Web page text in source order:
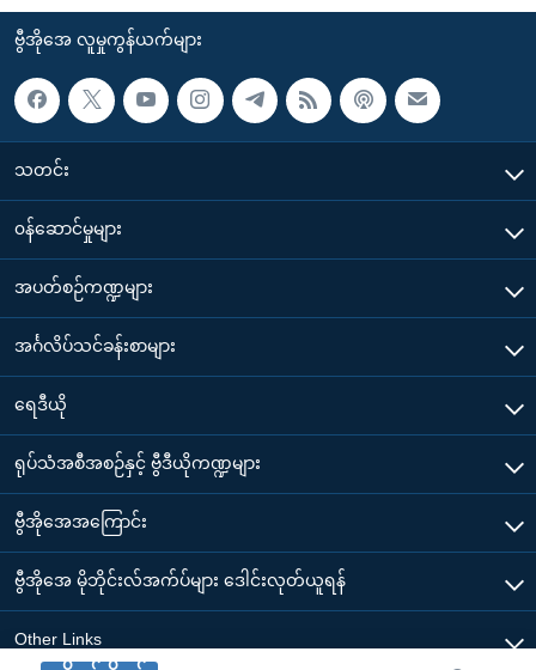
ဗွီအိုအေ လူမှုကွန်ယက်များ
သတင်း
၀န်ဆောင်မှုများ
အပတ်စဉ်ကဏ္ဍများ
အင်္ဂလိပ်သင်ခန်းစာများ
ရေဒီယို
ရုပ်သံအစီအစဉ်နှင့် ဗွီဒီယိုကဏ္ဍများ
ဗွီအိုအေအကြောင်း
ဗွီအိုအေ မိုဘိုင်းလ်အက်ပ်များ ဒေါင်းလုတ်ယူရန်
Other Links